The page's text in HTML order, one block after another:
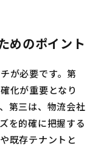
めのポイント
が必要です。第
化が重要となり
第三は、物流会社
を的確に把握する
既存テナントと